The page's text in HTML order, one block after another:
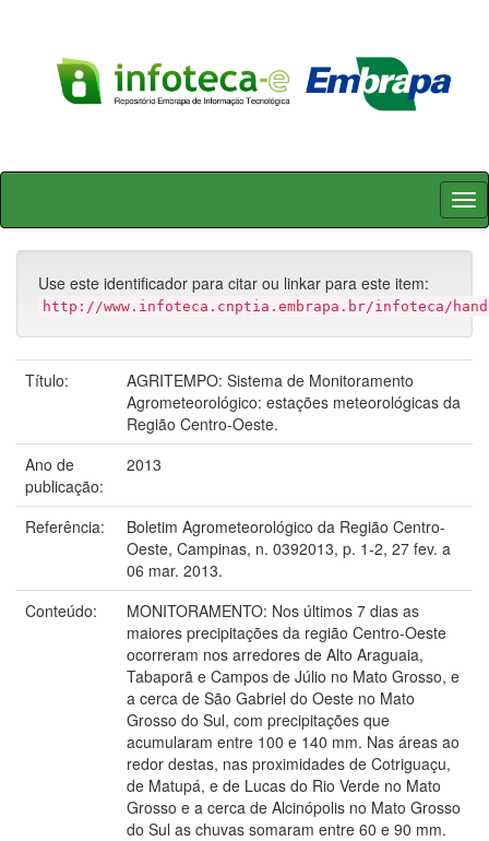
Skip
Use este identificador para citar ou linkar para este item:
http://www.infoteca.cnptia.embrapa.br/infoteca/
Título:
AGRITEMPO: Sistema de Monitoramento
Agrometeorológico: estações meteorológicas da
Região Centro-Oeste.
Ano de
publicação:
2013
Referência:
Boletim Agrometeorológico da Região Centro-
Oeste, Campinas, n. 0392013, p. 1-2, 27 fev. a
06 mar. 2013.
Conteúdo:
MONITORAMENTO: Nos últimos 7 dias as
maiores precipitações da região Centro-Oeste
ocorreram nos arredores de Alto Araguaia,
Tabaporã e Campos de Júlio no Mato Grosso, e
a cerca de São Gabriel do Oeste no Mato
Grosso do Sul, com precipitações que
acumularam entre 100 e 140 mm. Nas áreas ao
redor destas, nas proximidades de Cotriguaçu,
de Matupá, e de Lucas do Rio Verde no Mato
Grosso e a cerca de Alcinópolis no Mato Grosso
do Sul as chuvas somaram entre 60 e 90 mm.